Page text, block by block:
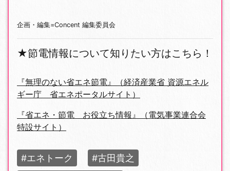
企画・編集=Concent 編集委員会
★節電情報について知りたい方はこちら！
『無理のない省エネ節電』（経済産業省 資源エネル
ギー庁 省エネポータルサイト）
『省エネ・節電 お役立ち情報』（電気事業連合会
特設サイト）
#エネトーク
#古田貴之